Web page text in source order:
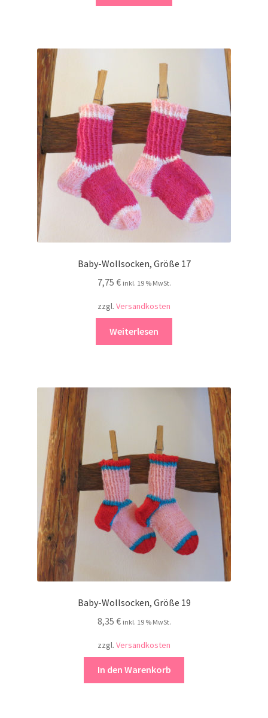
Baby-Wollsocken, Größe 17
7,75 € inkl. 19 % MwSt.
zzgl. Versandkosten
Weiterlesen
Baby-Wollsocken, Größe 19
8,35 € inkl. 19 % MwSt.
zzgl. Versandkosten
In den Warenkorb